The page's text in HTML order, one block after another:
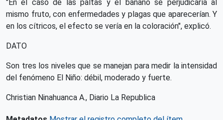
"En el caso de las paltas y el banano se perjudicaría al
mismo fruto, con enfermedades y plagas que aparecerían. Y
en los cítricos, el efecto se vería en la coloración", explicó.
DATO
Son tres los niveles que se manejan para medir la intensidad
del fenómeno El Niño: débil, moderado y fuerte.
Christian Ninahuanca A., Diario La Republica